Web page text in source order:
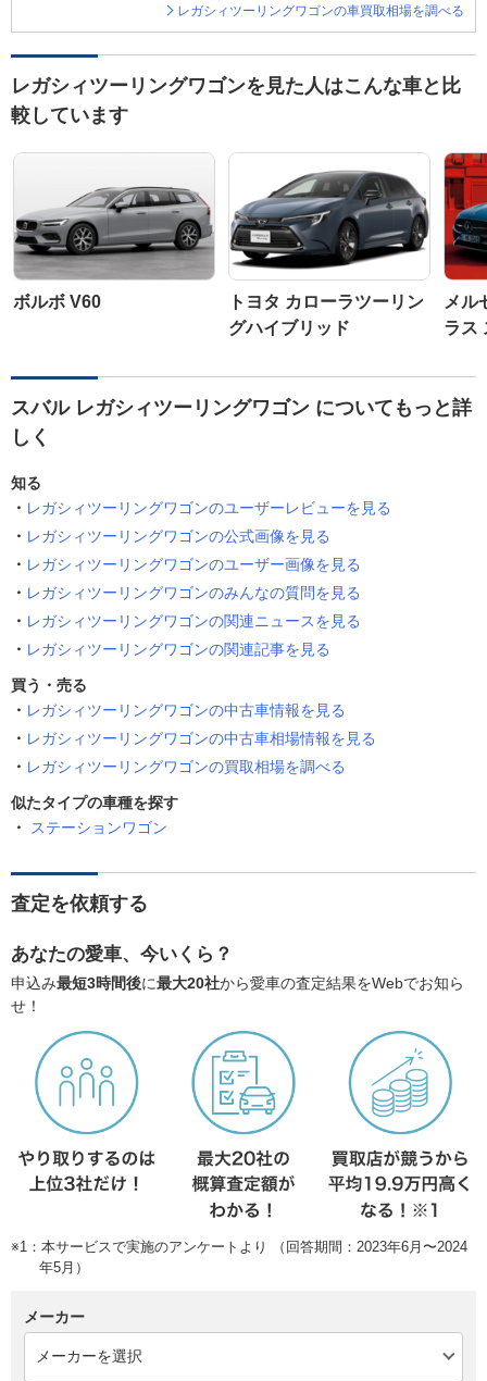
レガシィツーリングワゴンの車買取相場を調べる
レガシィツーリングワゴンを見た人はこんな車と比
較しています
ボルボ V60
トヨタ カローラツーリン
グハイブリッド
メル
ラス
スバル レガシィツーリングワゴン についてもっと詳
しく
知る
レガシィツーリングワゴンのユーザーレビューを見る
レガシィツーリングワゴンの公式画像を見る
レガシィツーリングワゴンのユーザー画像を見る
レガシィツーリングワゴンのみんなの質問を見る
レガシィツーリングワゴンの関連ニュースを見る
レガシィツーリングワゴンの関連記事を見る
買う・売る
レガシィツーリングワゴンの中古車情報を見る
レガシィツーリングワゴンの中古車相場情報を見る
レガシィツーリングワゴンの買取相場を調べる
似たタイプの車種を探す
ステーションワゴン
査定を依頼する
あなたの愛車、今いくら？
申込み最短3時間後に最大20社から愛車の査定結果をWebでお知ら
せ！
※1：本サービスで実施のアンケートより （回答期間：2023年6月〜2024
年5月）
メーカー